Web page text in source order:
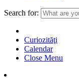
Search for:
Curiozităţi
Calendar
Close Menu